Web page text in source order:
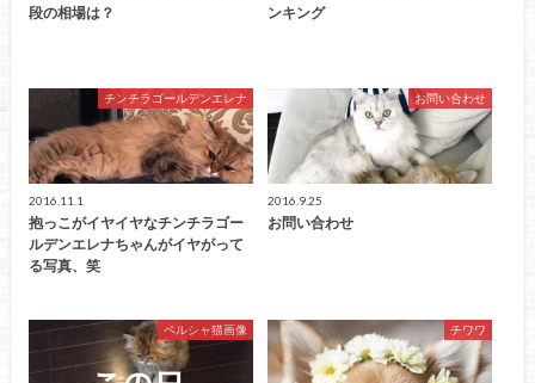
段の相場は？
ンキング
チンチラゴールデンエレナ
2016.11.1
抱っこがイヤイヤなチンチラゴー
ルデンエレナちゃんがイヤがって
る写真、笑
お問い合わせ
2016.9.25
お問い合わせ
ペルシャ猫画像 チワワ